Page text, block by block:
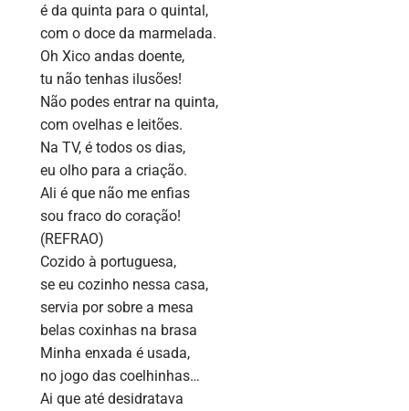
é da quinta para o quintal,
com o doce da marmelada.
Oh Xico andas doente,
tu não tenhas ilusões!
Não podes entrar na quinta,
com ovelhas e leitões.
Na TV, é todos os dias,
eu olho para a criação.
Ali é que não me enfias
sou fraco do coração!
(REFRAO)
Cozido à portuguesa,
se eu cozinho nessa casa,
servia por sobre a mesa
belas coxinhas na brasa
Minha enxada é usada,
no jogo das coelhinhas…
Ai que até desidratava